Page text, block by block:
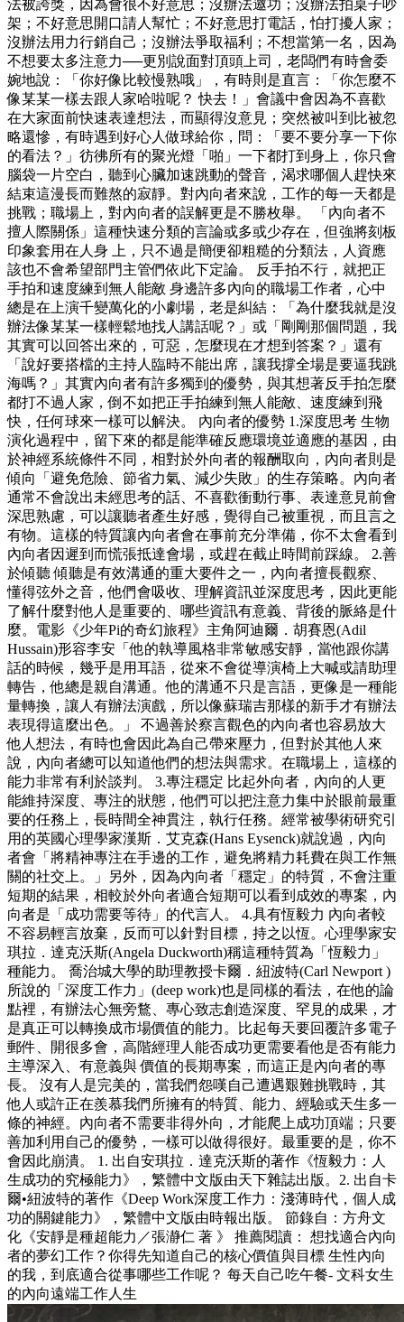
法被誇獎，因為會很不好意思；沒辦法邀功；沒辦法拍桌子吵
架；不好意思開口請人幫忙；不好意思打電話，怕打擾人家；
沒辦法用力行銷自己；沒辦法爭取福利；不想當第一名，因為
不想要太多注意力──更別說面對頂頭上司，老闆們有時會委
婉地說：「你好像比較慢熟哦」，有時則是直言：「你怎麼不
像某某一樣去跟人家哈啦呢？ 快去！」會議中會因為不喜歡
在大家面前快速表達想法，而顯得沒意見；突然被叫到比被忽
略還慘，有時遇到好心人做球給你，問：「要不要分享一下你
的看法？」彷彿所有的聚光燈「啪」一下都打到身上，你只會
腦袋一片空白，聽到心臟加速跳動的聲音，渴求哪個人趕快來
結束這漫長而難熬的寂靜。對內向者來說，工作的每一天都是
挑戰；職場上，對內向者的誤解更是不勝枚舉。 「內向者不
擅人際關係」這種快速分類的言論或多或少存在，但強將刻板
印象套用在人身 上，只不過是簡便卻粗糙的分類法，人資應
該也不會希望部門主管們依此下定論。 反手拍不行，就把正
手拍和速度練到無人能敵 身邊許多內向的職場工作者，心中
總是在上演千變萬化的小劇場，老是糾結：「為什麼我就是沒
辦法像某某一樣輕鬆地找人講話呢？」或「剛剛那個問題，我
其實可以回答出來的，可惡，怎麼現在才想到答案？」還有
「說好要搭檔的主持人臨時不能出席，讓我撐全場是要逼我跳
海嗎？」其實內向者有許多獨到的優勢，與其想著反手拍怎麼
都打不過人家，倒不如把正手拍練到無人能敵、速度練到飛
快，任何球來一樣可以解決。 內向者的優勢 1.深度思考 生物
演化過程中，留下來的都是能準確反應環境並適應的基因，由
於神經系統條件不同，相對於外向者的報酬取向，內向者則是
傾向「避免危險、節省力氣、減少失敗」的生存策略。內向者
通常不會說出未經思考的話、不喜歡衝動行事、表達意見前會
深思熟慮，可以讓聽者產生好感，覺得自己被重視，而且言之
有物。這樣的特質讓內向者會在事前充分準備，你不太會看到
內向者因遲到而慌張抵達會場，或趕在截止時間前踩線。 2.善
於傾聽 傾聽是有效溝通的重大要件之一，內向者擅長觀察、
懂得弦外之音，他們會吸收、理解資訊並深度思考，因此更能
了解什麼對他人是重要的、哪些資訊有意義、背後的脈絡是什
麼。電影《少年Pi的奇幻旅程》主角阿迪爾．胡賽恩(Adil
Hussain)形容李安「他的執導風格非常敏感安靜，當他跟你講
話的時候，幾乎是用耳語，從來不會從導演椅上大喊或請助理
轉告，他總是親自溝通。他的溝通不只是言語，更像是一種能
量轉換，讓人有辦法演戲，所以像蘇瑞吉那樣的新手才有辦法
表現得這麼出色。」 不過善於察言觀色的內向者也容易放大
他人想法，有時也會因此為自己帶來壓力，但對於其他人來
說，內向者總可以知道他們的想法與需求。在職場上，這樣的
能力非常有利於談判。 3.專注穩定 比起外向者，內向的人更
能維持深度、專注的狀態，他們可以把注意力集中於眼前最重
要的任務上，長時間全神貫注，執行任務。經常被學術研究引
用的英國心理學家漢斯．艾克森(Hans Eysenck)就說過，內向
者會「將精神專注在手邊的工作，避免將精力耗費在與工作無
關的社交上。」另外，因為內向者「穩定」的特質，不會注重
短期的結果，相較於外向者適合短期可以看到成效的專案，內
向者是「成功需要等待」的代言人。 4.具有恆毅力 內向者較
不容易輕言放棄，反而可以針對目標，持之以恆。心理學家安
琪拉．達克沃斯(Angela Duckworth)稱這種特質為「恆毅力」
種能力。 喬治城大學的助理教授卡爾．紐波特(Carl Newport )
所說的「深度工作力」(deep work)也是同樣的看法，在他的論
點裡，有辦法心無旁鶩、專心致志創造深度、罕見的成果，才
是真正可以轉換成市場價值的能力。比起每天要回覆許多電子
郵件、開很多會，高階經理人能否成功更需要看他是否有能力
主導深入、有意義與 價值的長期專案，而這正是內向者的專
長。 沒有人是完美的，當我們怨嘆自己遭遇艱難挑戰時，其
他人或許正在羨慕我們所擁有的特質、能力、經驗或天生多一
條的神經。內向者不需要非得外向，才能爬上成功頂端；只要
善加利用自己的優勢，一樣可以做得很好。最重要的是，你不
會因此崩潰。 1. 出自安琪拉．達克沃斯的著作《恆毅力：人
生成功的究極能力》，繁體中文版由天下雜誌出版。2. 出自卡
爾•紐波特的著作《Deep Work深度工作力：淺薄時代，個人成
功的關鍵能力》，繁體中文版由時報出版。 節錄自：方舟文
化《安靜是種超能力／張瀞仁 著 》 推薦閱讀： 想找適合內向
者的夢幻工作？你得先知道自己的核心價值與目標 生性內向
的我，到底適合從事哪些工作呢？ 每天自己吃午餐- 文科女生
的內向遠端工作人生